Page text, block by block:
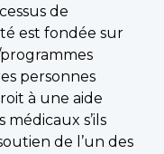
de
est fondée sur
personnes
à une aide
s’ils
de l’un des